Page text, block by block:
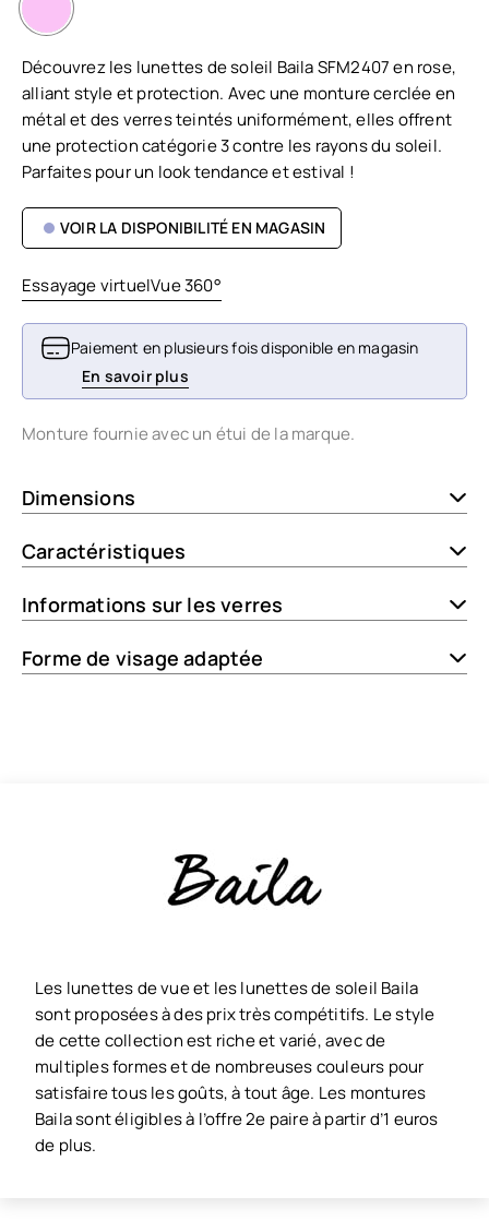
Découvrez les lunettes de soleil Baila SFM2407 en rose,
alliant style et protection. Avec une monture cerclée en
métal et des verres teintés uniformément, elles offrent
une protection catégorie 3 contre les rayons du soleil.
Parfaites pour un look tendance et estival !
VOIR LA DISPONIBILITÉ EN MAGASIN
Essayage virtuelVue 360°
Paiement en plusieurs fois disponible en magasin
En savoir plus
Monture fournie avec un étui de la marque.
Dimensions
Caractéristiques
Informations sur les verres
Forme de visage adaptée
Les lunettes de vue et les lunettes de soleil Baila
sont proposées à des prix très compétitifs. Le style
de cette collection est riche et varié, avec de
multiples formes et de nombreuses couleurs pour
satisfaire tous les goûts, à tout âge. Les montures
Baila sont éligibles à l’offre 2e paire à partir d’1 euros
de plus.